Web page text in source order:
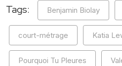
Tags: Benjamin Biolay
court-métrage Katia
Pourquoi Tu Pleures